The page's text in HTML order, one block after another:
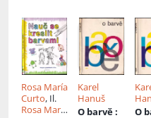
Rosa María
Curto, Il.
Rosa María
Karel
Hanuš
O barvě:
O